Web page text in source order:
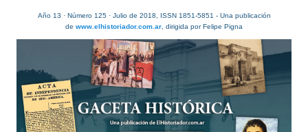
Año 13 · Número 125 · Julio de 2018, ISSN 1851-5851 - Una publicación
de www.elhistoriador.com.ar , dirigida por Felipe Pigna